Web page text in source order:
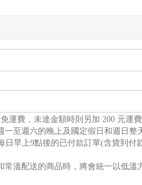
運費，未達金額時則另加 200 元
至週六的晚上及國定假日和週日整
早上9點後的已付款訂單(含貨到
溫配送的商品時，將會統一以低溫